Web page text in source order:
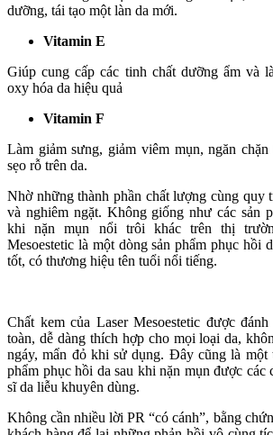
dưỡng, tái tạo một làn da mới.
Vitamin E
Giúp cung cấp các tinh chất dưỡng ẩm và
oxy hóa da hiệu quả
Vitamin F
Làm giảm sưng, giảm viêm mụn, ngăn chặn
sẹo rỗ trên da.
Nhờ những thành phần chất lượng cùng quy
và nghiêm ngặt. Không giống như các sản
khi nặn mụn nổi trôi khác trên thị
Mesoestetic là một dòng sản phẩm phục hồi
tốt, có thương hiệu tên tuổi nổi tiếng.
Chất kem của Laser Mesoestetic được
toàn, dễ dàng thích hợp cho mọi loại da,
ngáy, mẩn đỏ khi sử dụng. Đây cũng là một
phẩm phục hồi da sau khi nặn mụn được các
sĩ da liễu khuyên dùng.
Không cần nhiều lời PR “có cánh”, bằng